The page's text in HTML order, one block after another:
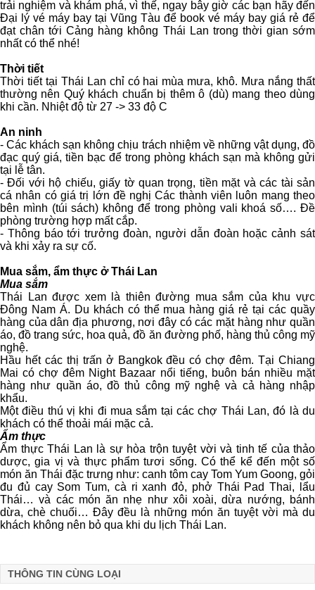
trải nghiệm và khám phá, vì thế, ngay bây giờ các bạn hãy đến
Đại lý vé máy bay tại Vũng Tàu để book vé máy bay giá rẻ để
đạt chân tới Cảng hàng không Thái Lan trong thời gian sớm
nhất có thể nhé!
Thời tiết
Thời tiết tại Thái Lan chỉ có hai mùa mưa, khô. Mưa nắng thất
thường nên Quý khách chuẩn bị thêm ô (dù) mang theo dùng
khi cần. Nhiệt độ từ 27 -> 33 độ C
An ninh
- Các khách sạn không chịu trách nhiệm về những vật dụng, đồ
đạc quý giá, tiền bạc để trong phòng khách sạn mà không gửi
tại lễ tân.
- Ðối với hộ chiếu, giấy tờ quan trọng, tiền mặt và các tài sản
cá nhân có giá trị lớn đề nghị Các thành viên luôn mang theo
bên mình (túi sách) không để trong phòng vali khoá số…. Ðề
phòng trường hợp mất cắp.
- Thông báo tới trưởng đoàn, người dẫn đoàn hoặc cảnh sát
và khi xảy ra sự cố.
Mua sắm, ẩm thực ở Thái Lan
Mua sắm
Thái Lan được xem là thiên đường mua sắm của khu vực
Đông Nam Á. Du khách có thể mua hàng giá rẻ tại các quầy
hàng của dân địa phương, nơi đây có các mặt hàng như quần
áo, đồ trang sức, hoa quả, đồ ăn đường phố, hàng thủ công mỹ
nghệ.
Hầu hết các thị trấn ở Bangkok đều có chợ đêm. Tại Chiang
Mai có chợ đêm Night Bazaar nổi tiếng, buôn bán nhiều mặt
hàng như quần áo, đồ thủ công mỹ nghệ và cả hàng nhập
khẩu.
Một điều thú vị khi đi mua sắm tại các chợ Thái Lan, đó là du
khách có thể thoải mái mặc cả.
Ẩm thực
Ẩm thực Thái Lan là sự hòa trộn tuyệt vời và tinh tế của thảo
dược, gia vị và thực phẩm tươi sống. Có thể kể đến một số
món ăn Thái đặc trưng như: canh tôm cay Tom Yum Goong, gỏi
đu đủ cay Som Tum, cà ri xanh đỏ, phở Thái Pad Thai, lẩu
Thái… và các món ăn nhẹ như xôi xoài, dừa nướng, bánh
dừa, chè chuối… Đây đều là những món ăn tuyệt vời mà du
khách không nên bỏ qua khi du lịch Thái Lan.
THÔNG TIN CÙNG LOẠI